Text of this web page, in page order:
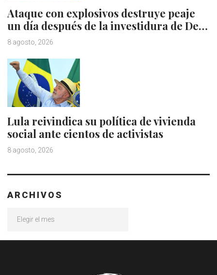
Ataque con explosivos destruye peaje
un día después de la investidura de De…
8 agosto, 2026
Lula reivindica su política de vivienda
social ante cientos de activistas
8 agosto, 2026
ARCHIVOS